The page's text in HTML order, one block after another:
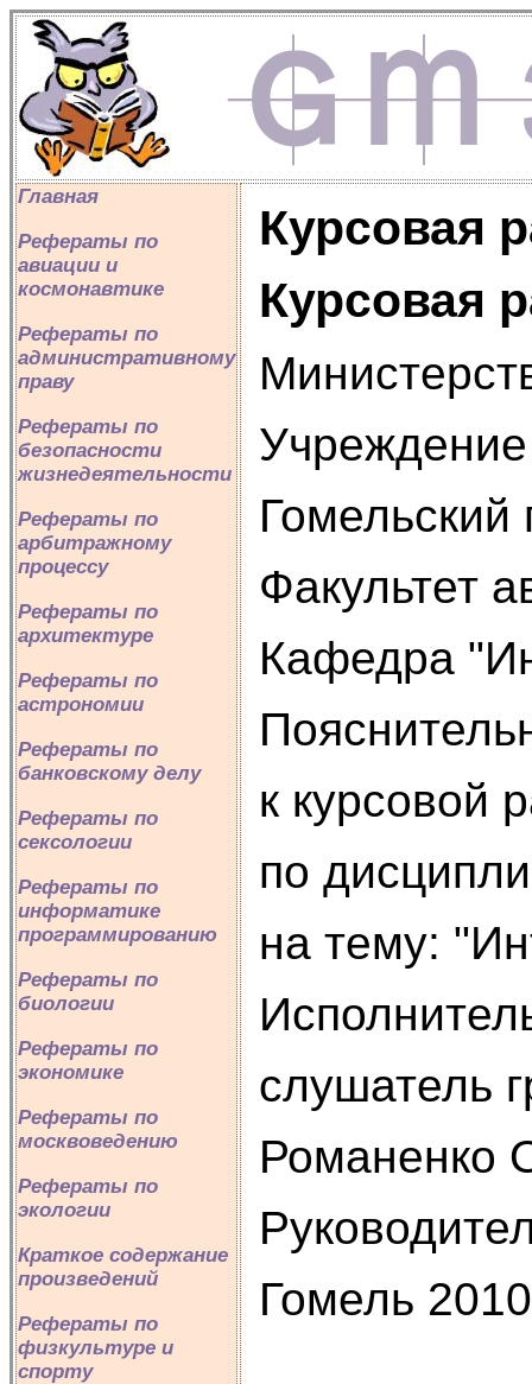
Главная
Рефераты по
авиации и
космонавтике
Рефераты по
административному
праву
Рефераты по
безопасности
жизнедеятельности
Рефераты по
арбитражному
процессу
Рефераты по
архитектуре
Рефераты по
астрономии
Рефераты по
банковскому делу
Рефераты по
сексологии
Рефераты по
информатике
программированию
Рефераты по
биологии
Рефераты по
экономике
Рефераты по
москвоведению
Рефераты по
экологии
Краткое содержание
произведений
Рефераты по
физкультуре и
спорту
Курсовая
Курсовая
Гомельский
Факультет
Кафедра
к курсовой
по
на тему:
слушатель
Романенко
Гомель 2010